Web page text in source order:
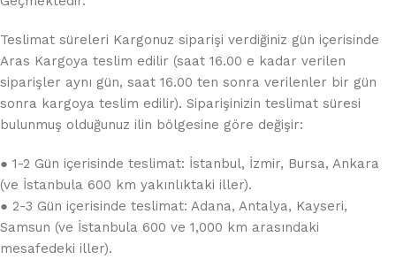
Teslimat süreleri Kargonuz siparişi verdiğiniz gün içerisinde
Aras Kargoya teslim edilir (saat 16.00 e kadar verilen
siparişler aynı gün, saat 16.00 ten sonra verilenler bir gün
sonra kargoya teslim edilir). Siparişinizin teslimat süresi
bulunmuş olduğunuz ilin bölgesine göre değişir:
● 1-2 Gün içerisinde teslimat: İstanbul, İzmir, Bursa, Ankara
(ve İstanbula 600 km yakınlıktaki iller).
● 2-3 Gün içerisinde teslimat: Adana, Antalya, Kayseri,
Samsun (ve İstanbula 600 ve 1,000 km arasındaki
mesafedeki iller).